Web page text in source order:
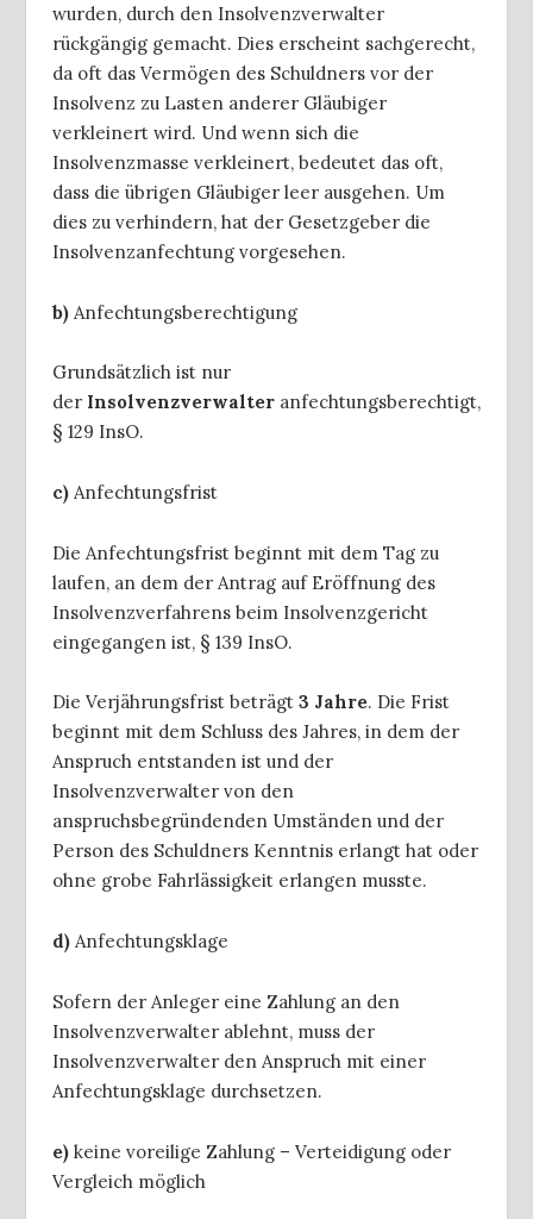
wurden, durch den Insolvenzverwalter
rückgängig gemacht. Dies erscheint sachgerecht,
da oft das Vermögen des Schuldners vor der
Insolvenz zu Lasten anderer Gläubiger
verkleinert wird. Und wenn sich die
Insolvenzmasse verkleinert, bedeutet das oft,
dass die übrigen Gläubiger leer ausgehen. Um
dies zu verhindern, hat der Gesetzgeber die
Insolvenzanfechtung vorgesehen.
b) Anfechtungsberechtigung
Grundsätzlich ist nur
der Insolvenzverwalter anfechtungsberechtigt,
§ 129 InsO.
c) Anfechtungsfrist
Die Anfechtungsfrist beginnt mit dem Tag zu
laufen, an dem der Antrag auf Eröffnung des
Insolvenzverfahrens beim Insolvenzgericht
eingegangen ist, § 139 InsO.
Die Verjährungsfrist beträgt 3 Jahre. Die Frist
beginnt mit dem Schluss des Jahres, in dem der
Anspruch entstanden ist und der
Insolvenzverwalter von den
anspruchsbegründenden Umständen und der
Person des Schuldners Kenntnis erlangt hat oder
ohne grobe Fahrlässigkeit erlangen musste.
d) Anfechtungsklage
Sofern der Anleger eine Zahlung an den
Insolvenzverwalter ablehnt, muss der
Insolvenzverwalter den Anspruch mit einer
Anfechtungsklage durchsetzen.
e) keine voreilige Zahlung – Verteidigung oder
Vergleich möglich